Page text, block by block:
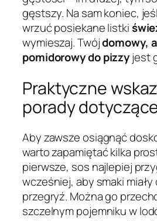
gęstszy. Na sam koniec,
wrzuć posiekane listki
wymieszaj. Twójdomowy,
pomidorowy do pizzyjest
Praktyczne
porady
Aby zawsze osiągnąć
warto zapamiętać kilka
pierwsze, sos najlepiej
wcześniej, aby smaki miały
przegryź. Można go
szczelnym pojemniku w